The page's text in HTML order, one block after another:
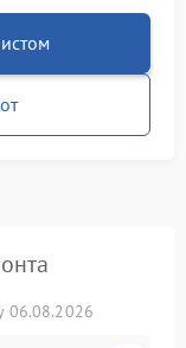
06.08.2026